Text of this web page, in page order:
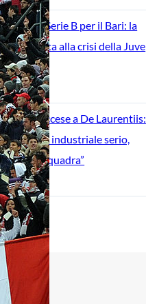
in Serie B per il Bari: la
è legata alla crisi della Juve
Bari, Leccese a De Laurentiis:
un piano industriale serio,
squadra”